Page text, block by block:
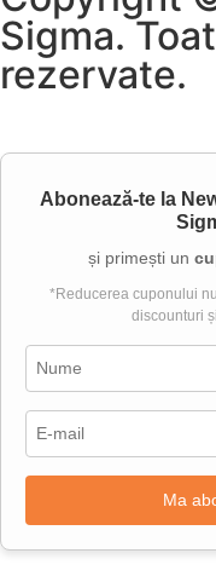
Sigma.
rezervate.
Abonează-te la
și primești un
*Reducerea cuponului
discounturi
Ma